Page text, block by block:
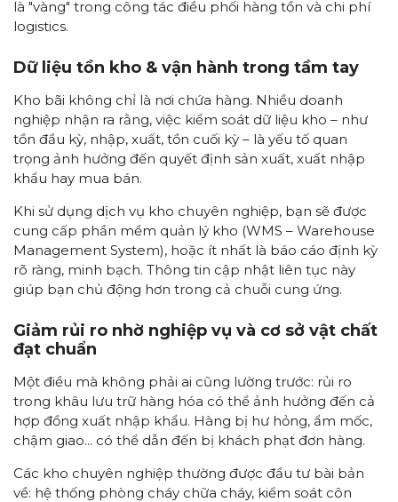
là "vàng" trong công tác điều phối hàng tồn và chi phí
logistics.
Dữ liệu tồn kho & vận hành trong tầm tay
Kho bãi không chỉ là nơi chứa hàng. Nhiều doanh
nghiệp nhận ra rằng, việc kiểm soát dữ liệu kho – như
tồn đầu kỳ, nhập, xuất, tồn cuối kỳ – là yếu tố quan
trọng ảnh hưởng đến quyết định sản xuất, xuất nhập
khẩu hay mua bán.
Khi sử dụng dịch vụ kho chuyên nghiệp, bạn sẽ được
cung cấp phần mềm quản lý kho (WMS – Warehouse
Management System), hoặc ít nhất là báo cáo định kỳ
rõ ràng, minh bạch. Thông tin cập nhật liên tục này
giúp bạn chủ động hơn trong cả chuỗi cung ứng.
Giảm rủi ro nhờ nghiệp vụ và cơ sở vật chất
đạt chuẩn
Một điều mà không phải ai cũng lường trước: rủi ro
trong khâu lưu trữ hàng hóa có thể ảnh hưởng đến cả
hợp đồng xuất nhập khẩu. Hàng bị hư hỏng, ẩm mốc,
chậm giao... có thể dẫn đến bị khách phạt đơn hàng.
Các kho chuyên nghiệp thường được đầu tư bài bản
về: hệ thống phòng cháy chữa cháy, kiểm soát côn